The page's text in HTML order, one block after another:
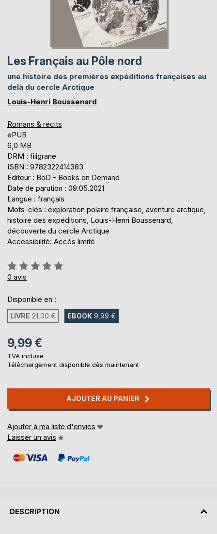
Les Français au Pôle nord
une histoire des premières expéditions françaises au
delà du cercle Arctique
Louis-Henri Boussenard
Romans & récits
ePUB
6,0 MB
DRM : filigrane
ISBN : 9782322414383
Éditeur : BoD - Books on Demand
Date de parution : 09.05.2021
Langue : français
Mots-clés : exploration polaire française, aventure arctique,
histoire des expéditions, Louis-Henri Boussenard,
découverte du cercle Arctique
Accessibilité: Accès limité
Évaluation:
0%
0 avis
Disponible en :
LIVRE 21,00 € EBOOK 9,99 €
9,99 €
TVA incluse
Téléchargement disponible dès maintenant
AJOUTER AU PANIER
Ajouter à ma liste d'envies
Laisser un avis
DESCRIPTION